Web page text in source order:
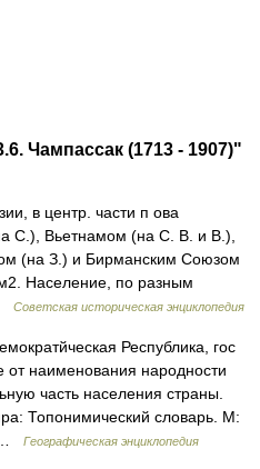
Чампассак (1713 - 1907)"
в центр. части п ова
С.), Вьетнамом (на С. В. и В.),
(на З.) и Бирманским Союзом
Население, по разным
Советская историческая энциклопедия
Республика, гос
от наименования народности
часть населения страны.
Топонимический словарь. М:
…
Географическая энциклопедия